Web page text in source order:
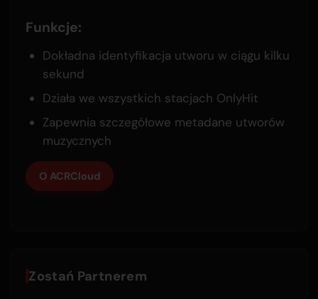
Funkcje:
Dokładna identyfikacja utworu w ciągu kilku
sekund
Działa we wszystkich stacjach OnlyHit
Zapewnia szczegółowe metadane utworów
muzycznych
O ACRCloud
Zostań Partnerem